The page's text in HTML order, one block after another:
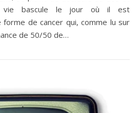
vie bascule le jour où il est
forme de cancer qui, comme lu sur
de 50/50 de…